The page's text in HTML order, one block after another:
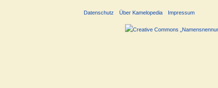
Datenschutz Über Kamelopedia Impressum